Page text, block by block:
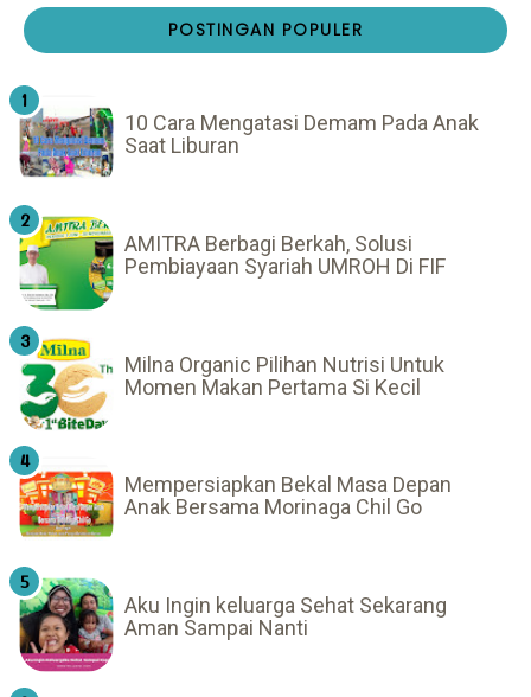
POSTINGAN POPULER
10 Cara Mengatasi Demam Pada Anak
Saat Liburan
AMITRA Berbagi Berkah, Solusi
Pembiayaan Syariah UMROH Di FIF
Milna Organic Pilihan Nutrisi Untuk
Momen Makan Pertama Si Kecil
Mempersiapkan Bekal Masa Depan
Anak Bersama Morinaga Chil Go
Aku Ingin keluarga Sehat Sekarang
Aman Sampai Nanti